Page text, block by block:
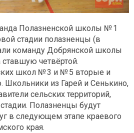
Полазненской школы № 1
стадии полазненцы (в
команду Добрянской школы
ставшую четвёртой.
школ № 3 и № 5 вторые и
Школьники из Гарей и Сенькино,
сельских территорий,
Полазненцы будут
в следующем этапе краевого
края.